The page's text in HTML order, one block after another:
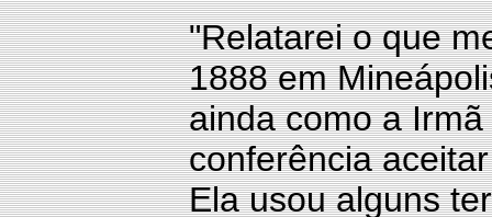
"Relatarei o que
1888 em
ainda como a
conferência
Ela usou alguns